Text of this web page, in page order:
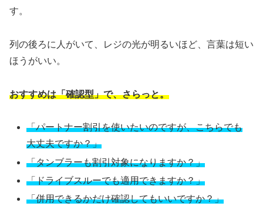
す。
列の後ろに人がいて、レジの光が明るいほど、言葉は短い
ほうがいい。
おすすめは「確認型」で、さらっと。
「パートナー割引を使いたいのですが、こちらでも
大丈夫ですか？」
「タンブラーも割引対象になりますか？」
「ドライブスルーでも適用できますか？」
「併用できるかだけ確認してもいいですか？」